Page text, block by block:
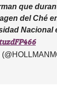
que
del Ché
Nacional